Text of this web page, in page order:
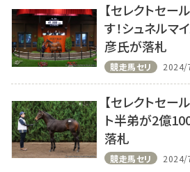
【セレクトセー
す！シュネル
彦氏が落札
競走馬セリ 2024/
【セレクトセー
ト半弟が2億
落札
競走馬セリ 2024/